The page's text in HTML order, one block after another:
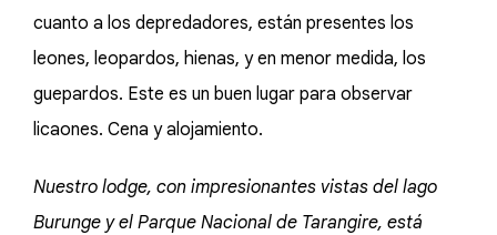
cuanto a los depredadores, están presentes los
leones, leopardos, hienas, y en menor medida, los
guepardos. Este es un buen lugar para observar
licaones. Cena y alojamiento.
Nuestro lodge, con impresionantes vistas del lago
Burunge y el Parque Nacional de Tarangire, está